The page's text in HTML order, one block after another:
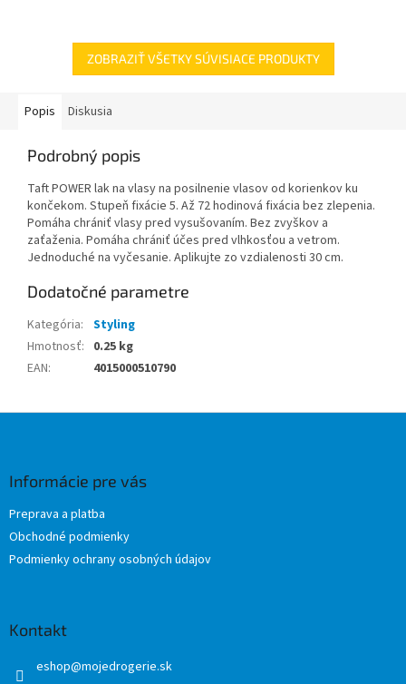
ZOBRAZIŤ VŠETKY SÚVISIACE PRODUKTY
Popis Diskusia
Podrobný popis
Taft POWER lak na vlasy na posilnenie vlasov od korienkov ku
končekom. Stupeň fixácie 5. Až 72 hodinová fixácia bez zlepenia.
Pomáha chrániť vlasy pred vysušovaním. Bez zvyškov a
zaťaženia. Pomáha chrániť účes pred vlhkosťou a vetrom.
Jednoduché na vyčesanie. Aplikujte zo vzdialenosti 30 cm.
Dodatočné parametre
Kategória: Styling
Hmotnosť: 0.25 kg
EAN: 4015000510790
Informácie pre vás
Preprava a platba
Obchodné podmienky
Podmienky ochrany osobných údajov
Kontakt
eshop@mojedrogerie.sk